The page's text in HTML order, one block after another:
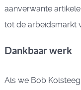
aanverwante
tot de arbeidsmarkt
Dankbaar werk
Als we Bob